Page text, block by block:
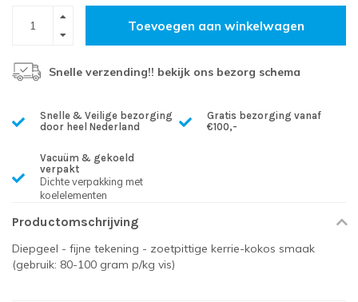
Toevoegen aan winkelwagen
Snelle verzending!! bekijk ons bezorg schema
Snelle & Veilige bezorging
door heel Nederland
Gratis bezorging vanaf
€100,-
Vacuüm & gekoeld
verpakt
Dichte verpakking met
koelelementen
Productomschrijving
Diepgeel - fijne tekening - zoetpittige kerrie-kokos smaak
(gebruik: 80-100 gram p/kg vis)